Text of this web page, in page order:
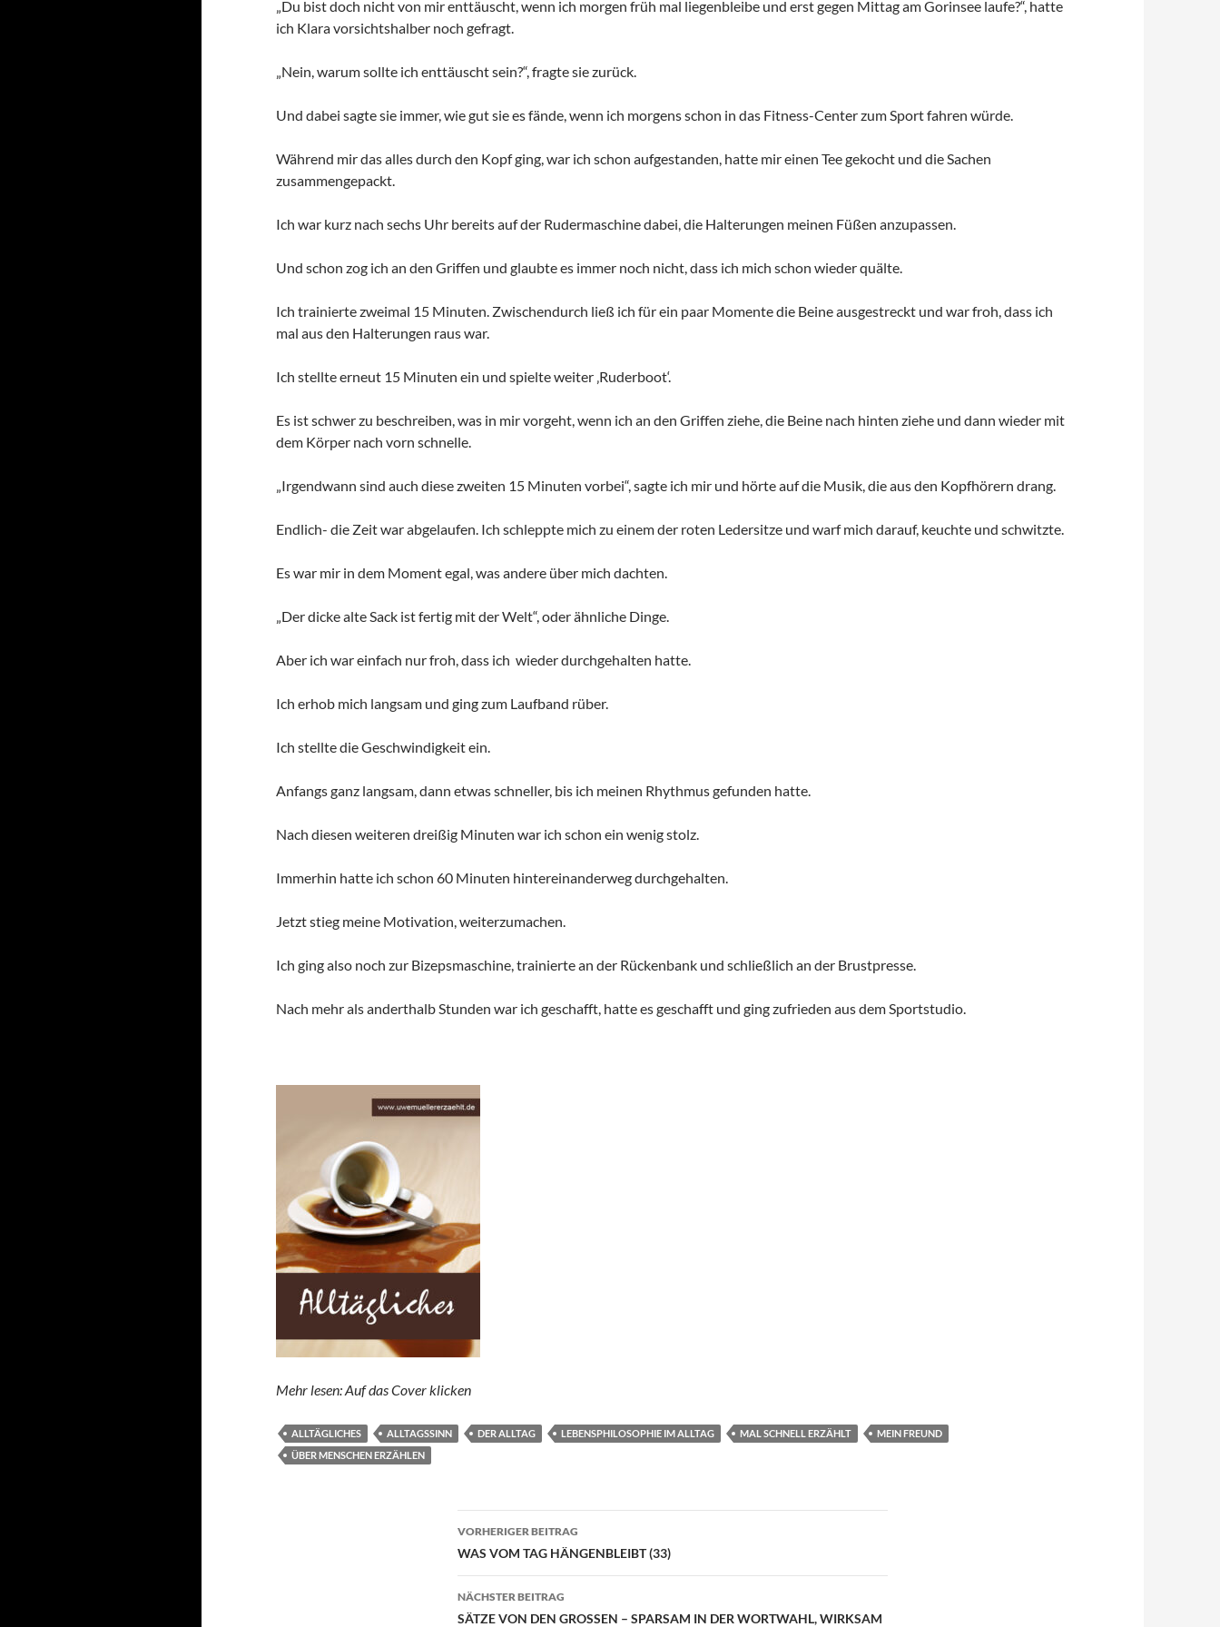
„Du bist doch nicht von mir enttäuscht, wenn ich morgen früh mal liegenbleibe und erst gegen Mittag am Gorinsee laufe?“, hatte
ich Klara vorsichtshalber noch gefragt.
„Nein, warum sollte ich enttäuscht sein?“, fragte sie zurück.
Und dabei sagte sie immer, wie gut sie es fände, wenn ich morgens schon in das Fitness-Center zum Sport fahren würde.
Während mir das alles durch den Kopf ging, war ich schon aufgestanden, hatte mir einen Tee gekocht und die Sachen
zusammengepackt.
Ich war kurz nach sechs Uhr bereits auf der Rudermaschine dabei, die Halterungen meinen Füßen anzupassen.
Und schon zog ich an den Griffen und glaubte es immer noch nicht, dass ich mich schon wieder quälte.
Ich trainierte zweimal 15 Minuten. Zwischendurch ließ ich für ein paar Momente die Beine ausgestreckt und war froh, dass ich
mal aus den Halterungen raus war.
Ich stellte erneut 15 Minuten ein und spielte weiter ‚Ruderboot‘.
Es ist schwer zu beschreiben, was in mir vorgeht, wenn ich an den Griffen ziehe, die Beine nach hinten ziehe und dann wieder mit
dem Körper nach vorn schnelle.
„Irgendwann sind auch diese zweiten 15 Minuten vorbei“, sagte ich mir und hörte auf die Musik, die aus den Kopfhörern drang.
Endlich- die Zeit war abgelaufen. Ich schleppte mich zu einem der roten Ledersitze und warf mich darauf, keuchte und schwitzte.
Es war mir in dem Moment egal, was andere über mich dachten.
„Der dicke alte Sack ist fertig mit der Welt“, oder ähnliche Dinge.
Aber ich war einfach nur froh, dass ich wieder durchgehalten hatte.
Ich erhob mich langsam und ging zum Laufband rüber.
Ich stellte die Geschwindigkeit ein.
Anfangs ganz langsam, dann etwas schneller, bis ich meinen Rhythmus gefunden hatte.
Nach diesen weiteren dreißig Minuten war ich schon ein wenig stolz.
Immerhin hatte ich schon 60 Minuten hintereinanderweg durchgehalten.
Jetzt stieg meine Motivation, weiterzumachen.
Ich ging also noch zur Bizepsmaschine, trainierte an der Rückenbank und schließlich an der Brustpresse.
Nach mehr als anderthalb Stunden war ich geschafft, hatte es geschafft und ging zufrieden aus dem Sportstudio.
Mehr lesen: Auf das Cover klicken
ALLTÄGLICHES ALLTAGSSINN DER ALLTAG LEBENSPHILOSOPHIE IM ALLTAG MAL SCHNELL ERZÄHLT
MEIN FREUND
ÜBER MENSCHEN ERZÄHLEN
Beitragsnavigation
VORHERIGER BEITRAG
WAS VOM TAG HÄNGENBLEIBT (33)
NÄCHSTER BEITRAG
SÄTZE VON DEN GROSSEN – SPARSAM IN DER WORTWAHL, WIRKSAM